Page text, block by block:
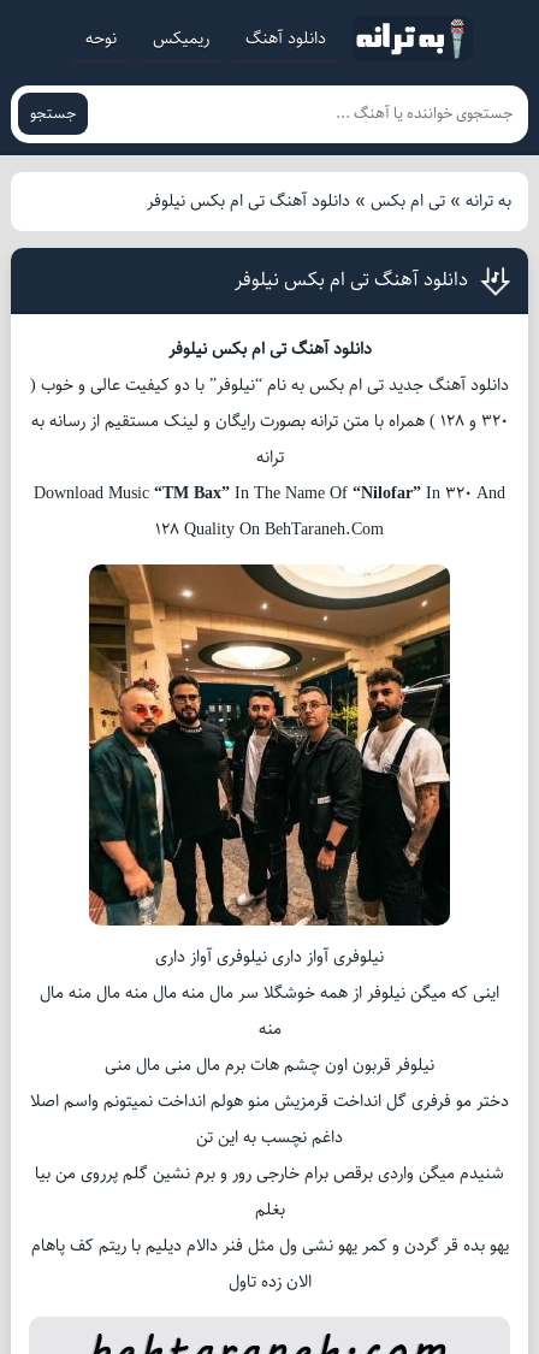
دانلود آهنگ ریمیکس نوحه
جستجو
به ترانه» تی ام بکس» دانلود آهنگ تی ام بکس نیلوفر
دانلود آهنگ تی ام بکس نیلوفر
دانلود آهنگ تی ام بکس نیلوفر
دانلود آهنگ جدید تی ام بکس به نام “نیلوفر” با دو کیفیت عالی و خوب (
320 و 128 ) همراه با متن ترانه بصورت رایگان و لینک مستقیم از رسانه به
ترانه
Download Music“TM Bax”In The Name Of“Nilofar”In 320 And
128 Quality On BehTaraneh.Com
نیلوفری آواز داری نیلوفری آواز داری
اینی که میگن نیلوفر از همه خوشگلا سر مال منه مال منه مال منه مال
منه
نیلوفر قربون اون چشم هات برم مال منی مال منی
دختر مو فرفری گل انداخت قرمزیش منو هولم انداخت نمیتونم واسم اصلا
داغم نچسب به این تن
شنیدم میگن واردی برقص برام خارجی رور و برم نشین گلم پرروی من بیا
بغلم
یهو بده قر گردن و کمر یهو نشی ول مثل فنر دالام دیلیم با ریتم کف پاهام
الان زده تاول